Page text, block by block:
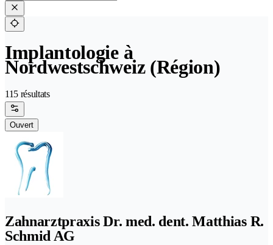
Implantologie à
Nordwestschweiz (Région)
115 résultats
Ouvert
Zahnarztpraxis Dr. med. dent. Matthias R.
Schmid AG